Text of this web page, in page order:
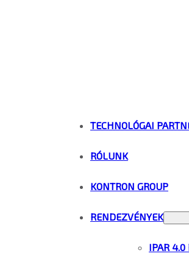
TECHNOLÓGAI
RÓLUNK
KONTRON GROUP
RENDEZVÉNYEK
IPAR 4.0